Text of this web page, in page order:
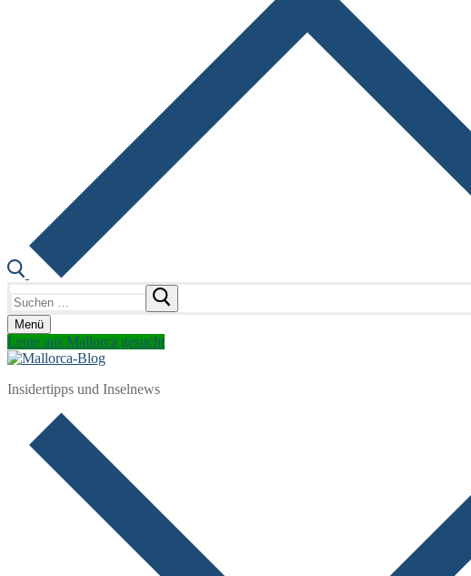
nach:
Menü
Leute aus Mallorca gesucht
Insidertipps und Inselnews